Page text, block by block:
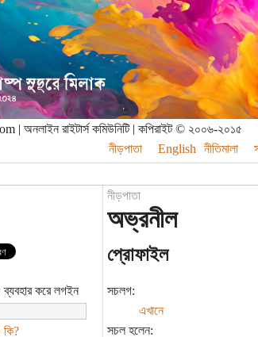
| অনলাইন রাইটার্স কমিউনিটি | কপিরাইট © ২০০৬-২০১৫
নীড়পাতা
English নীতিমালা
করে লগইন
নীড়পাতা
অভ্রনীল
প্রোফাইল
সচলগ:
এখানে
সচল হলেন: